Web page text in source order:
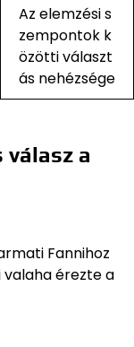
Az elemzési s
zempontok k
özötti választ
ás nehézsége
válasz a
Fannihoz
valaha érezte a